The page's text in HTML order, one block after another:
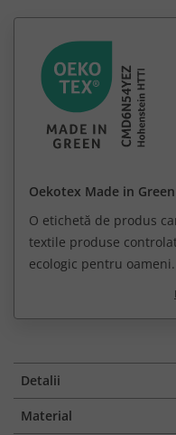
Oekotex Made in Green
O etichetă de produs
textile produse
ecologic pentru oameni.
Detalii
Material